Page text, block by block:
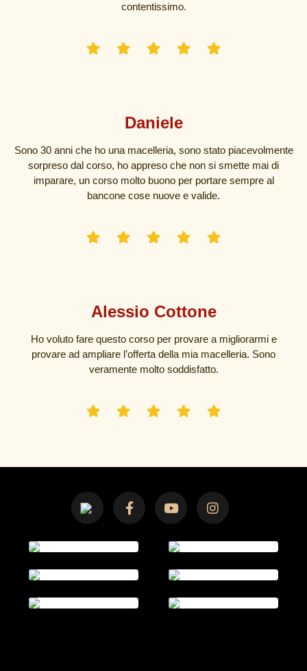
contentissimo.
Daniele
Sono 30 anni che ho una macelleria, sono stato piacevolmente
sorpreso dal corso, ho appreso che non si smette mai di
imparare, un corso molto buono per portare sempre al
bancone cose nuove e valide.
Alessio Cottone
Ho voluto fare questo corso per provare a migliorarmi e
provare ad ampliare l’offerta della mia macelleria. Sono
veramente molto soddisfatto.